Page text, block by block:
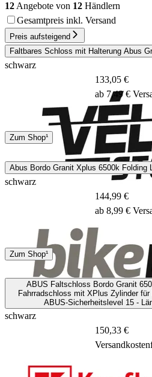
12 Angebote von 12 Händlern
Gesamtpreis inkl. Versand
Preis aufsteigend
Faltbares Schloss mit Halterung Abus
schwarz
Hermes
133,05 €
ab 7,49 €
Zum Shop¹
Abus Bordo Granit Xplus 6500k Folding
schwarz
Hermes
15 - 17 Tage
144,99 €
ab 8,99 €
Zum Shop¹
ABUS Faltschloss Bordo Granit
Fahrradschloss mit XPlus Zylinder
ABUS-Sicherheitslevel 15 -
schwarz
150,33 €